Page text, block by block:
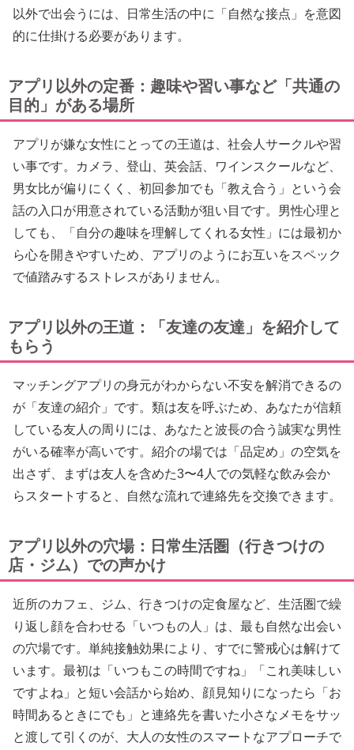
以外で出会うには、日常生活の中に「自然な接点」を意図
的に仕掛ける必要があります。
アプリ以外の定番：趣味や習い事など「共通の
目的」がある場所
アプリが嫌な女性にとっての王道は、社会人サークルや習
い事です。カメラ、登山、英会話、ワインスクールなど、
男女比が偏りにくく、初回参加でも「教え合う」という会
話の入口が用意されている活動が狙い目です。男性心理と
しても、「自分の趣味を理解してくれる女性」には最初か
ら心を開きやすいため、アプリのようにお互いをスペック
で値踏みするストレスがありません。
アプリ以外の王道：「友達の友達」を紹介して
もらう
マッチングアプリの身元がわからない不安を解消できるの
が「友達の紹介」です。類は友を呼ぶため、あなたが信頼
している友人の周りには、あなたと波長の合う誠実な男性
がいる確率が高いです。紹介の場では「品定め」の空気を
出さず、まずは友人を含めた3〜4人での気軽な飲み会か
らスタートすると、自然な流れで連絡先を交換できます。
アプリ以外の穴場：日常生活圏（行きつけの
店・ジム）での声かけ
近所のカフェ、ジム、行きつけの定食屋など、生活圏で繰
り返し顔を合わせる「いつもの人」は、最も自然な出会い
の穴場です。単純接触効果により、すでに警戒心は解けて
います。最初は「いつもこの時間ですね」「これ美味しい
ですよね」と短い会話から始め、顔見知りになったら「お
時間あるときにでも」と連絡先を書いた小さなメモをサッ
と渡して引くのが、大人の女性のスマートなアプローチで